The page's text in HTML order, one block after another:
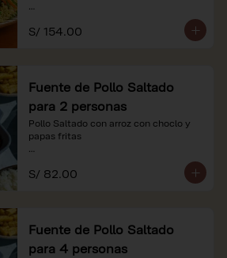
*Nuestros precios están expresados en
soles e incluyen impuestos de ley y
S/ 154.00
Fuente de Pollo Saltado
para 2 personas
Pollo Saltado con arroz con choclo y
papas fritas
*Nuestros precios están expresados en
soles e incluyen impuestos de ley y
S/ 82.00
Fuente de Pollo Saltado
para 4 personas